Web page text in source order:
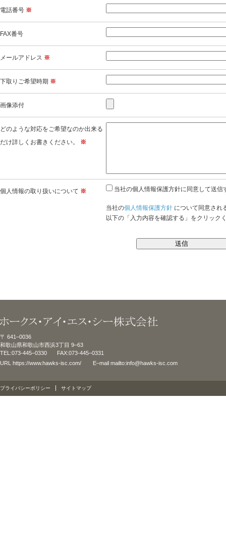
電話番号 ※
FAX番号
メールアドレス ※
下取りご希望時期 ※
画像添付
どのような対応をご希望なのか出来る
だけ詳しくお書きください。 ※
個人情報の取り扱いについて ※ 当社の個人情報保護方針に同意して送信
当社の個人情報保護方針 について同意され
以下の「入力内容を確認する」をクリック
〒 641–0036
和歌山県和歌山市西浜3丁目 9–63
TEL:073-445–0330
FAX:073-445–0331
URL https://www.hawks-isc.com/ E–mail mailto:info@hawks-isc.com
プライバシーポリシー サイトマップ